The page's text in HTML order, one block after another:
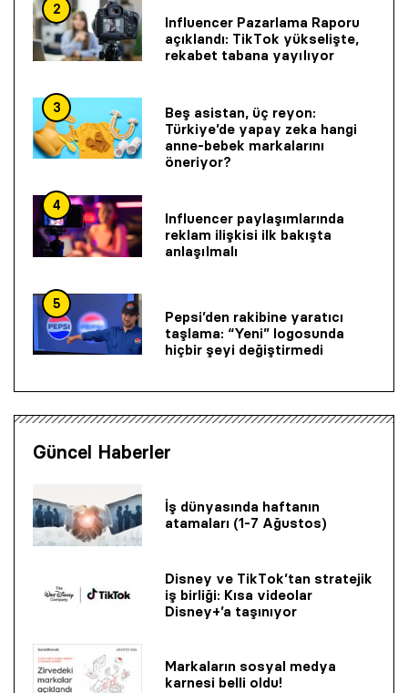
2
Influencer Pazarlama Raporu
açıklandı: TikTok yükselişte,
rekabet tabana yayılıyor
3
Beş asistan, üç reyon:
Türkiye’de yapay zeka hangi
anne-bebek markalarını
öneriyor?
4
Influencer paylaşımlarında
reklam ilişkisi ilk bakışta
anlaşılmalı
5
Pepsi’den rakibine yaratıcı
taşlama: “Yeni” logosunda
hiçbir şeyi değiştirmedi
Güncel Haberler
İş dünyasında haftanın
atamaları (1-7 Ağustos)
Disney ve TikTok’tan stratejik
iş birliği: Kısa videolar
Disney+’a taşınıyor
Markaların sosyal medya
karnesi belli oldu!